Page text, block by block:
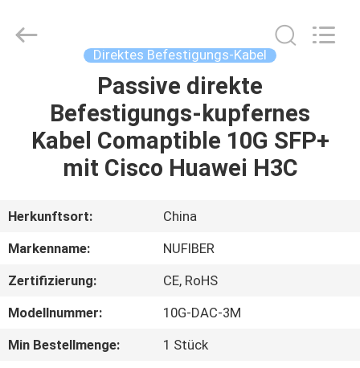
PRODUKTE
UNS
AUSFLUG
QUALITÄTSKONTROLLE
Co.,Ltd.
Direktes Befestigungs-Kabel
Passive direkte
Befestigungs-kupfernes
Kabel Comaptible 10G SFP+
mit Cisco Huawei H3C
Herkunftsort:
China
Markenname:
NUFIBER
Zertifizierung:
CE, RoHS
Modellnummer:
10G-DAC-3M
Min Bestellmenge:
1 Stück